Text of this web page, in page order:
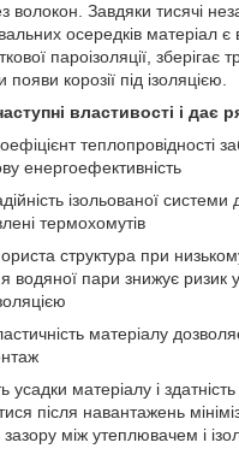
волокон. Завдяки тисячі
осередків матеріал є
пароізоляції, зберігає
корозії під ізоляцією.
властивості і дає
теплопровідності
енергоефективність
ізольованої системи
термохомутів
структура при
водяної пари знижує ризик
матеріалу
усадки матеріалу і здатність
після навантажень
між утеплювачем і